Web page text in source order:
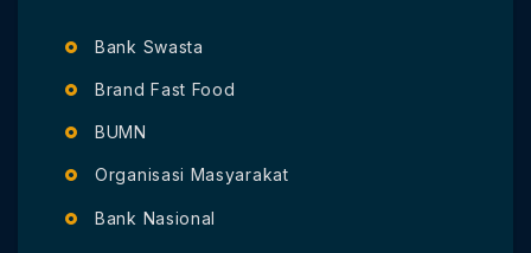
Bank Swasta
Brand Fast Food
BUMN
Organisasi Masyarakat
Bank Nasional